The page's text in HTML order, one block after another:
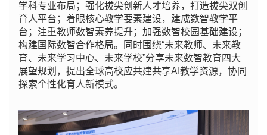
学科专业布局；强化拔尖创新人才培养，打造拔尖双创
育人平台；着眼核心教学要素建设，建成数智教学平
台；注重教师数智素养提升；加强数智校园基础建设；
构建国际数智合作格局。同时围绕“未来教师、未来教
育、未来学习中心、未来学校”分享未来数智教育四大
展望规划，提出全球高校应共建共享AI教学资源，协同
探索个性化育人新模式。